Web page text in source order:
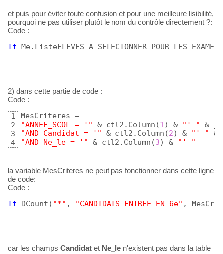
et puis pour éviter toute confusion et pour une meilleure lisibilité,
pourquoi ne pas utiliser plutôt le nom du contrôle directement ?:
Code :
If
2) dans cette partie de code :
Code :
1
2
3
4
"ANNEE_SCOL = '"
& ctl2.Column (1) & "' "
"AND Candidat = '"
& ctl2.Column (2) &
"' "
"AND Ne_le = '"
& ctl2.Column (3) & "' "
la variable MesCriteres ne peut pas fonctionner dans cette ligne
de code:
Code :
If DCount ( "*" , "CANDIDATS_ENTREE_EN_6e" ,
car les champs Candidat et Ne_le n'existent pas dans la table